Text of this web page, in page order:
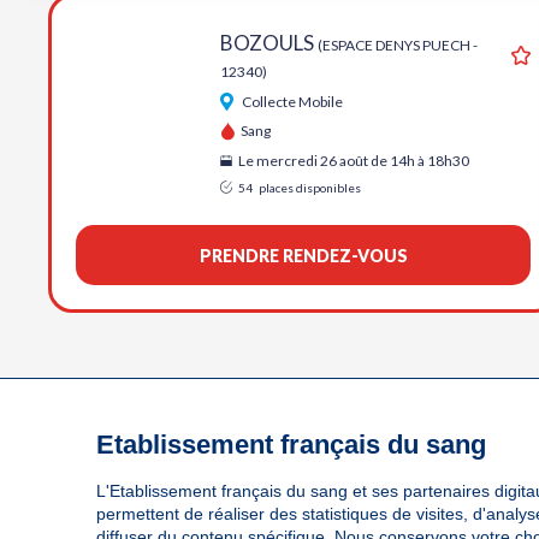
BOZOULS (ESPACE DENYS PUECH -
12340)
Collecte Mobile
Sang
Le mercredi 26 août de 14h à 18h30
54 places disponibles
PRENDRE RENDEZ-VOUS
Etablissement français du sang
L'Etablissement français du sang et ses partenaires
permettent de réaliser des statistiques de visites,